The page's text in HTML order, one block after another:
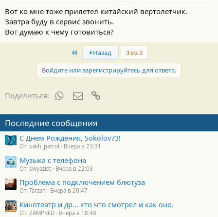
Вот ко мне тоже прилетел китайский вертолетчик.
Завтра буду в сервис звонить.
Вот думаю к чему готовиться?
First Назад
3 из 3
Войдите или зарегистрируйтесь для ответа.
Поделиться: WhatsAppЭлектронная почта
Последние сообщения
С Днем Рождения, Sokolov73!
От: sakh_patrol Вчера в 23:31
Музыка с телефона
От: swyazist Вчера в 22:03
Проблема с подключением блютуза
От: Tarzan Вчера в 20:47
Кинотеатр и др... кто что смотрел и как оно.
От: ZAMPRED Вчера в 18:48